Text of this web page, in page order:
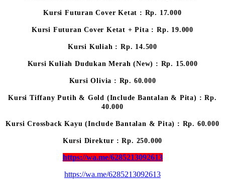
Kursi Futuran Cover Ketat : Rp. 17.000
Kursi Futuran Cover Ketat + Pita : Rp. 19.000
Kursi Kuliah : Rp. 14.500
Kursi Kuliah Dudukan Merah (New) : Rp. 15.000
Kursi Olivia : Rp. 60.000
Kursi Tiffany Putih & Gold (Include Bantalan & Pita) : Rp.
40.000
Kursi Crossback Kayu (Include Bantalan & Pita) : Rp. 60.000
Kursi Direktur : Rp. 250.000
https://wa.me/6285213092613
https://wa.me/6285213092613